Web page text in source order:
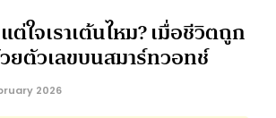
ใจเราเต้นไหม? เมื่อชีวิตถูก
ยตัวเลขบนสมาร์ทวอทช์
2026